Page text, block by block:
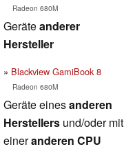
Radeon 680M
Geräteanderer
Hersteller
Blackview GamiBook 8
Radeon 680M
Geräte einesanderen
Herstellers und/oder mit
eineranderen CPU